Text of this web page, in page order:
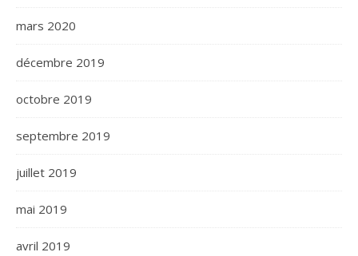
mars 2020
décembre 2019
octobre 2019
septembre 2019
juillet 2019
mai 2019
avril 2019